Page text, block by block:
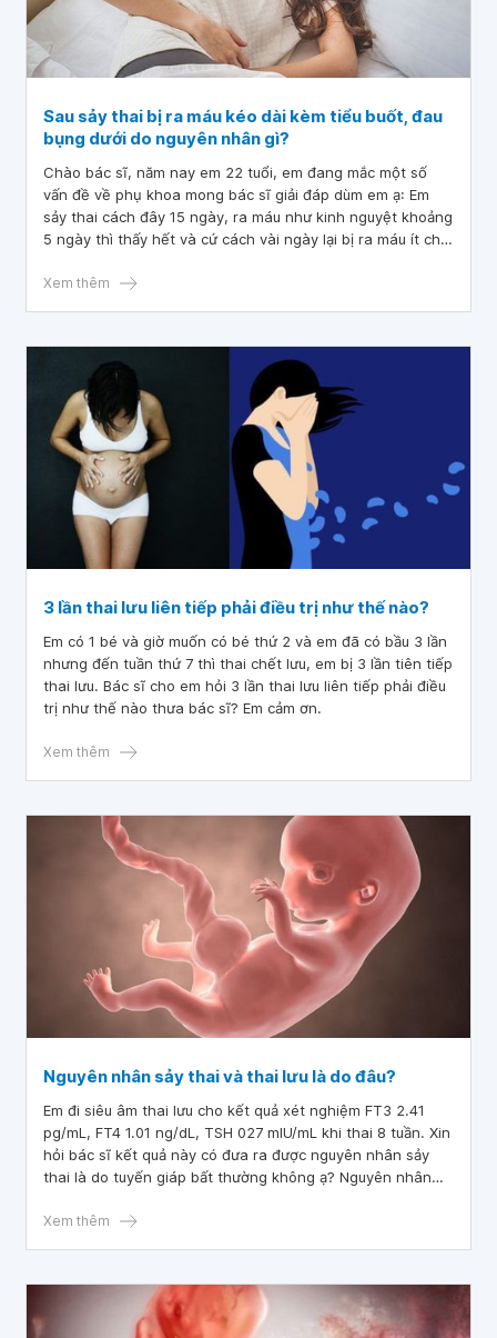
Sau sảy thai bị ra máu kéo dài kèm tiểu buốt, đau
bụng dưới do nguyên nhân gì?
Chào bác sĩ, năm nay em 22 tuổi, em đang mắc một số
vấn đề về phụ khoa mong bác sĩ giải đáp dùm em ạ: Em
sảy thai cách đây 15 ngày, ra máu như kinh nguyệt khoảng
5 ngày thì thấy hết và cứ cách vài ngày lại bị ra máu ít chứ
dưới, buồn nôn và ra máu âm đạo. Mong bác sĩ giúp em
Xem thêm
3 lần thai lưu liên tiếp phải điều trị như thế nào?
Em có 1 bé và giờ muốn có bé thứ 2 và em đã có bầu 3 lần
nhưng đến tuần thứ 7 thì thai chết lưu, em bị 3 lần tiên tiếp
thai lưu. Bác sĩ cho em hỏi 3 lần thai lưu liên tiếp phải điều
trị như thế nào thưa bác sĩ? Em cảm ơn.
Xem thêm
Nguyên nhân sảy thai và thai lưu là do đâu?
Em đi siêu âm thai lưu cho kết quả xét nghiệm FT3 2.41
pg/mL, FT4 1.01 ng/dL, TSH 027 mIU/mL khi thai 8 tuần. Xin
hỏi bác sĩ kết quả này có đưa ra được nguyên nhân sảy
thai là do tuyến giáp bất thường không ạ? Nguyên nhân
Xem thêm